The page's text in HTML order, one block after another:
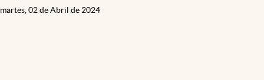
martes, 02 de Abril de 2024